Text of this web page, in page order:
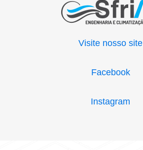
Visite nosso site
Facebook
Instagram